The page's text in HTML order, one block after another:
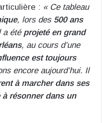
: « Ce tableau
, lors des 500 ans
a été projeté en grand
, au cours d’une
est toujours
encore aujourd’hui. Il
à marcher dans ses
résonner dans un